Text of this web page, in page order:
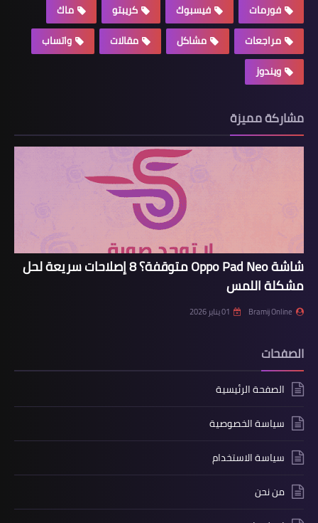
فورمات
فيسبوك كريبتو
ماك
مراجعات
مشاكل مقالات
واتساب
ويندوز
مشاركة مميزة
شاشة Oppo Pad Neo متوقفة؟ 8 إصلاحات سريعة لحل
مشكلة اللمس
Bramij Online 01 يناير 2026
الصفحات
الصفحة الرئيسية
سياسة الخصوصية
سياسة الاستخدام
من نحن